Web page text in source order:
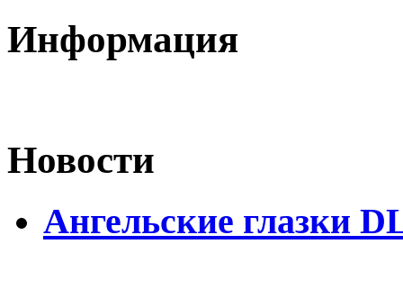
Информация
Новости
Ангельские глазки